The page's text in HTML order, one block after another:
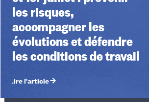
les risques,
accompagner les
évolutions et défendre
les conditions de travail
Lire l'article